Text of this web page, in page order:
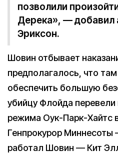
позволили
Дерека», — добавил
Эриксон.
Шовин отбывает
предполагалось, что
обеспечить большую
убийцу Флойда
режима Оук-Парк-Хайтс
Генпрокурор
работал Шовин — Кит